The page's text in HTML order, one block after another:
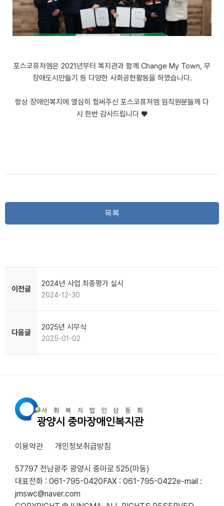
포스코퓨처엠은 2021년부터 복지관과 함께 Change My Town, 무
장애도시만들기 등 다양한 사회공헌활동을 하였습니다.
항상 장애인복지에 열심히 힘써주신 포스코퓨처엠 임직원분들께 다
시 한번 감사드립니다 ♥
목록
이전글
2024년 사업 최종평가 실시
2024-12-30
다음글
2025년 시무식
2025-01-02
이용약관 개인정보취급방침
57797 전남광주 광양시 중마로 525(마동)
대표전화 : 061-795-0420FAX : 061-795-0422e-mail :
jmswc@naver.com